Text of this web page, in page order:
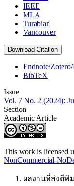
IEEE
MLA
Turabian
Vancouver
Download Citation
Endnote/
BibTeX
Issue
Vol. 7 No. 2 (2024):
Section
Academic Article
This work is licensed
NonCommercial-
ผลงานที่ส่งตีพิ